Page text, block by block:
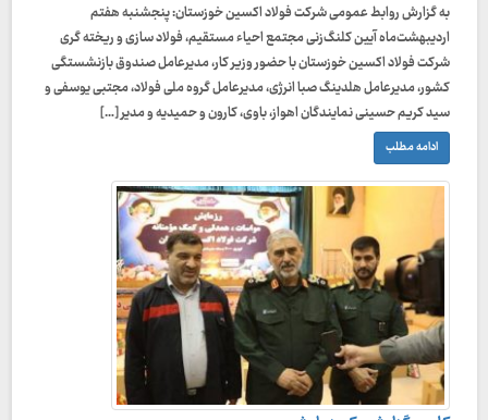
به گزارش روابط عمومی شرکت فولاد اکسین خوزستان: پنجشنبه هفتم
اردیبهشت‌ماه ‌آیین کلنگ‌زنی مجتمع احیاء مستقیم، فولاد سازی و ریخته گری
شرکت فولاد اکسین خوزستان با حضور وزیر کار، مدیرعامل صندوق بازنشستگی
کشور، مدیرعامل هلدینگ صبا انرژی، مدیرعامل گروه ملی فولاد، مجتبی یوسفی و
سید کریم حسینی نمایندگان اهواز، باوی، کارون و حمیدیه و مدیر […]
ادامه مطلب